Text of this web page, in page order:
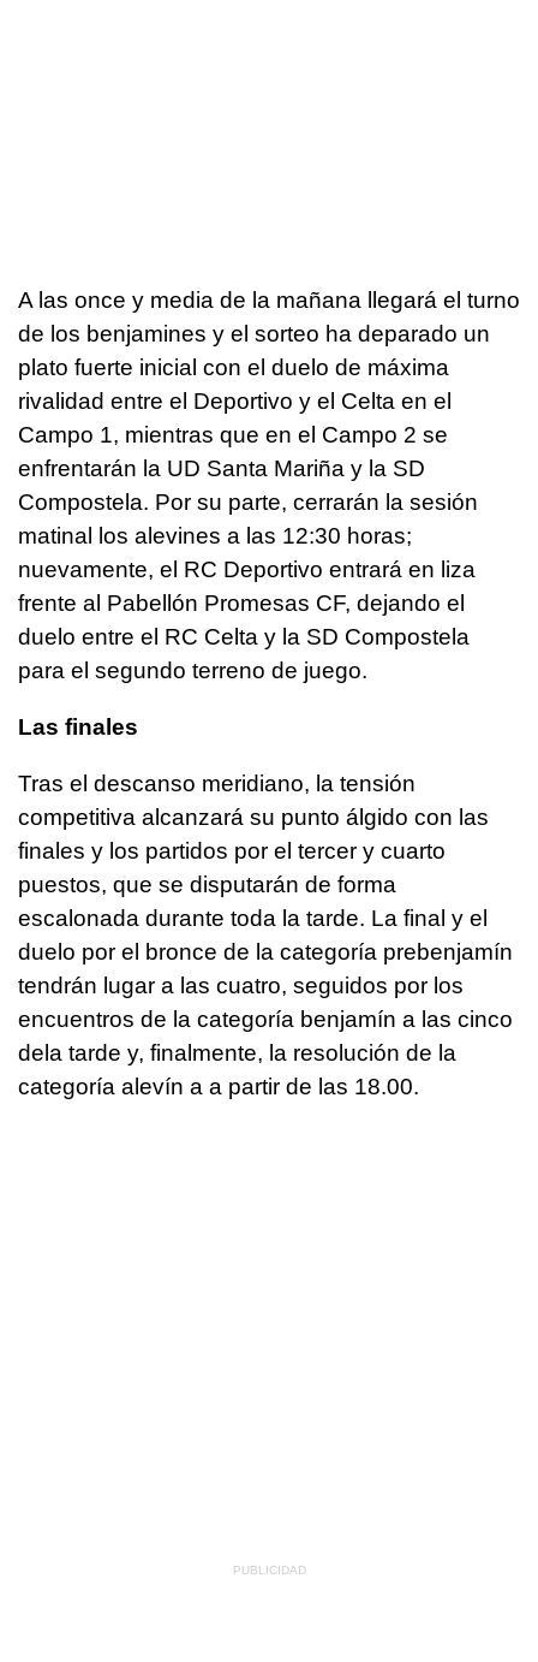
A las once y media de la mañana llegará el turno
de los benjamines y el sorteo ha deparado un
plato fuerte inicial con el duelo de máxima
rivalidad entre el Deportivo y el Celta en el
Campo 1, mientras que en el Campo 2 se
enfrentarán la UD Santa Mariña y la SD
Compostela. Por su parte, cerrarán la sesión
matinal los alevines a las 12:30 horas;
nuevamente, el RC Deportivo entrará en liza
frente al Pabellón Promesas CF, dejando el
duelo entre el RC Celta y la SD Compostela
para el segundo terreno de juego.
Las finales
Tras el descanso meridiano, la tensión
competitiva alcanzará su punto álgido con las
finales y los partidos por el tercer y cuarto
puestos, que se disputarán de forma
escalonada durante toda la tarde. La final y el
duelo por el bronce de la categoría prebenjamín
tendrán lugar a las cuatro, seguidos por los
encuentros de la categoría benjamín a las cinco
dela tarde y, finalmente, la resolución de la
categoría alevín a a partir de las 18.00.